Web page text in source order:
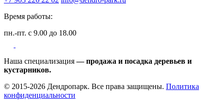
Время работы:
пн.-пт. с 9.00 до 18.00
Наша специализация— продажа и посадка деревьев и
кустарников.
© 2015-2026 Дендропарк. Все права защищены. Политика
конфиденциальности